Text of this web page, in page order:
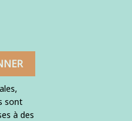
sont
à des